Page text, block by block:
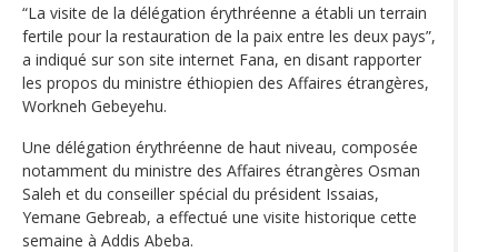
“La visite de la délégation érythréenne a établi un terrain
fertile pour la restauration de la paix entre les deux pays”,
a indiqué sur son site internet Fana, en disant rapporter
les propos du ministre éthiopien des Affaires étrangères,
Workneh Gebeyehu.
Une délégation érythréenne de haut niveau, composée
notamment du ministre des Affaires étrangères Osman
Saleh et du conseiller spécial du président Issaias,
Yemane Gebreab, a effectué une visite historique cette
semaine à Addis Abeba.